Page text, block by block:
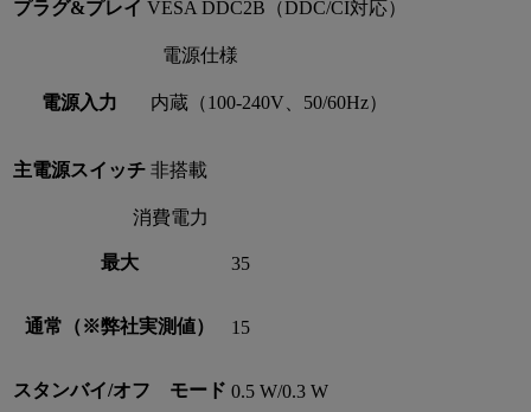
プラグ&プレイ VESA DDC2B（DDC/CI対応）
電源仕様
電源入力 内蔵（100-240V、50/60Hz）
主電源スイッチ 非搭載
消費電力
最大 35
通常（※弊社実測値） 15
スタンバイ/オフ モード 0.5 W/0.3 W